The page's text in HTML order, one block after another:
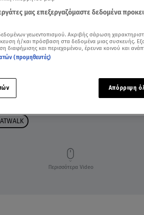
Περισσότερα Video
μας επεξεργαζόμαστε δεδομένα
γεωεντοπισμού. Ακριβής σάρωση
ή/και πρόσβαση στα δεδομένα μιας συσκευής.
διαφήμισης και περιεχομένου, έρευνα κοινού και
(προμηθευτές)
Απόρριψη